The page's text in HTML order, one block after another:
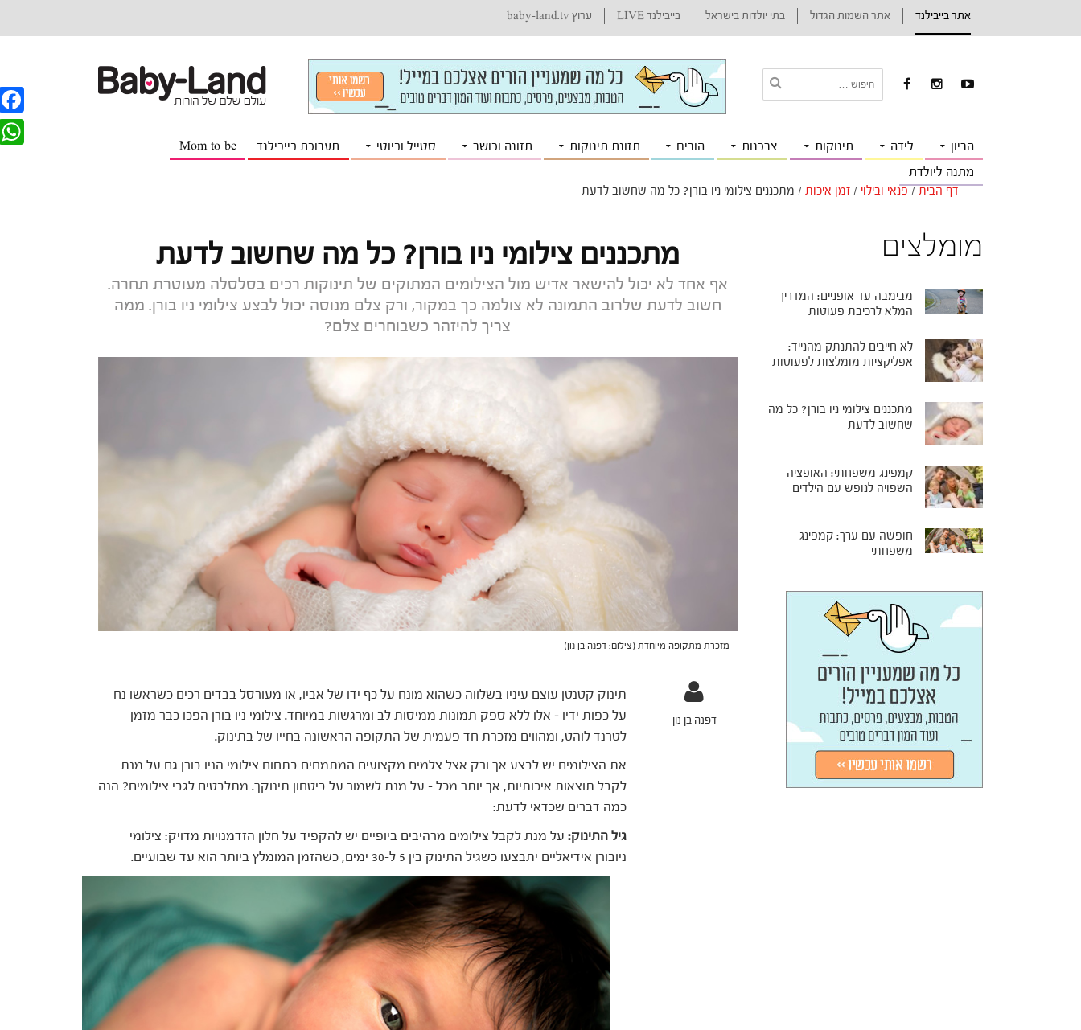
אתר בייבילנד אתר השמות הגדול בתי יולדות בישראל בייבילנד LIVE ערוץ baby-land.tv
הריון לידה תינוקות צרכנות הורים תזונת תינוקות תזונה וכושר סטייל וביוטי תערוכת בייבילנד Mom-to-be
מתנה ליולדת
דף הבית / פנאי ובילוי / זמן איכות / מתכננים צילומי ניו בורן? כל מה שחשוב לדעת
מתכננים צילומי ניו בורן? כל מה שחשוב לדעת
אף אחד לא יכול להישאר אדיש מול הצילומים המתוקים של תינוקות רכים בסלסלה מעוטרת תחרה.
חשוב לדעת שלרוב התמונה לא צולמה כך במקור, ורק צלם מנוסה יכול לבצע צילומי ניו בורן. ממה
צריך להיזהר כשבוחרים צלם?
מזכרת מתקופה מיוחדת (צילום: דפנה בן נון)
דפנה בן נון
תינוק קטנטן עוצם עיניו בשלווה כשהוא מונח על כף ידו של אביו, או מעורסל בבדים רכים כשראשו נח
על כפות ידיו – אלו ללא ספק תמונות ממיסות לב ומרגשות במיוחד. צילומי ניו בורן הפכו כבר מזמן
לטרנד לוהט, ומהווים מזכרת חד פעמית של התקופה הראשונה בחייו של בתינוק.
את הצילומים יש לבצע אך ורק אצל צלמים מקצועים המתמחים בתחום צילומי הניו בורן גם על מנת
לקבל תוצאות איכותיות, אך יותר מכל – על מנת לשמור על ביטחון תינוקך. מתלבטים לגבי צילומים? הנה
כמה דברים שכדאי לדעת:
גיל התינוק:על מנת לקבל צילומים מרהיבים ביופיים יש להקפיד על חלון הזדמנויות מדויק: צילומי
ניובורן אידיאליים יתבצעו כשגיל התינוק בין 5 ל-30 ימים, כשהזמן המומלץ ביותר הוא עד שבועיים.
מומלצים
מבימבה עד אופניים: המדריך
המלא לרכיבת פעוטות
לא חייבים להתנתק מהנייד:
אפליקציות מומלצות לפעוטות
מתכננים צילומי ניו בורן? כל מה
שחשוב לדעת
קמפינג משפחתי: האופציה
השפויה לנופש עם הילדים
חופשה עם ערך: קמפינג
משפחתי
F